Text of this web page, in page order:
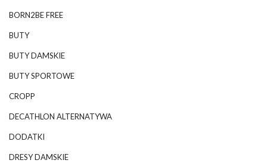
BORN2BE FREE
BUTY
BUTY DAMSKIE
BUTY SPORTOWE
CROPP
DECATHLON ALTERNATYWA
DODATKI
DRESY DAMSKIE